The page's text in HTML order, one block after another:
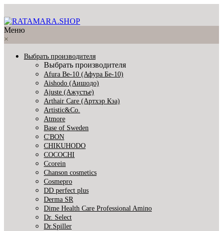
Меню
×
Выбрать производителя
Выбрать производителя
Afura Be-10 (Афура Бе-10)
Aishodo (Аишодо)
Ajuste (Ажустье)
Arthair Care (Артхэр Кэа)
Artistic&Co.
Atmore
Base of Sweden
C'BON
CHIKUHODO
COCOCHI
Ccorein
Chanson cosmetics
Cosmepro
DD perfect plus
Derma SR
Dime Health Care Professional Amino
Dr. Select
Dr.Spiller